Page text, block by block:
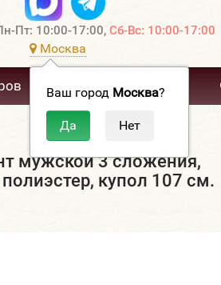
Пт: 10:00-17:00, Сб-Вс: 10:00-17:00
Москва
Ваш город Москва?
мужской 3 сложения,
купол 107 см.